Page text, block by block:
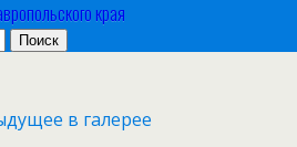
края
в галерее